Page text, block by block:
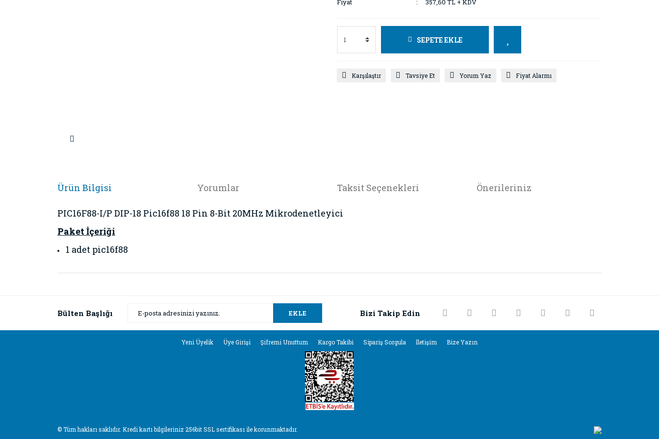
Fiyat 357,60 TL + KDV
SEPETE EKLE
Karşılaştır Tavsiye Et Yorum Yaz Fiyat Alarmı
Ürün Bilgisi Yorumlar Taksit Seçenekleri Önerileriniz
PIC16F88-I/P DIP-18 Pic16f88 18 Pin 8-Bit 20MHz Mikrodenetleyici
Paket İçeriği
1 adet pic16f88
Ürün resmi kalitesiz, bozuk veya görüntülenemiyor.
Bülten Başlığı EKLE Bizi Takip Edin
Yeni Üyelik Üye Girişi Şifremi Unuttum Kargo Takibi Sipariş Sorgula İletişim Bize Yazın
© Tüm hakları saklıdır. Kredi kartı bilgileriniz 256bit SSL sertifikası ile korunmaktadır.